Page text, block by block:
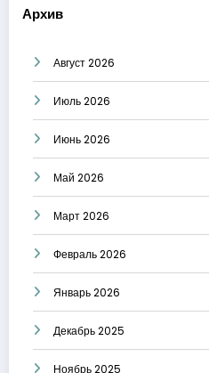
Архив
Август 2026
Июль 2026
Июнь 2026
Май 2026
Март 2026
Февраль 2026
Январь 2026
Декабрь 2025
Ноябрь 2025